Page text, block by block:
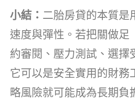
小結： 二胎房貸的本質是
速度與彈性。若把關做足
約審閱、壓力測試、選擇
它可以是安全實用的財務
略風險就可能成為長期負